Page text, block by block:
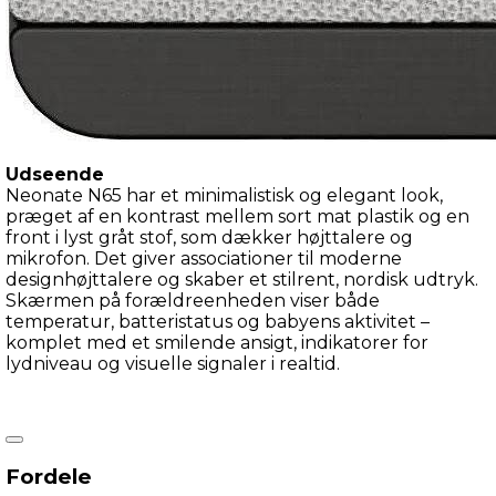
Udseende
Neonate N65 har et minimalistisk og elegant look,
præget af en kontrast mellem sort mat plastik og en
front i lyst gråt stof, som dækker højttalere og
mikrofon. Det giver associationer til moderne
designhøjttalere og skaber et stilrent, nordisk udtryk.
Skærmen på forældreenheden viser både
temperatur, batteristatus og babyens aktivitet –
komplet med et smilende ansigt, indikatorer for
lydniveau og visuelle signaler i realtid.
Egenskaber
nutidige familier – blandt andet tovejskommunikation
Fordele